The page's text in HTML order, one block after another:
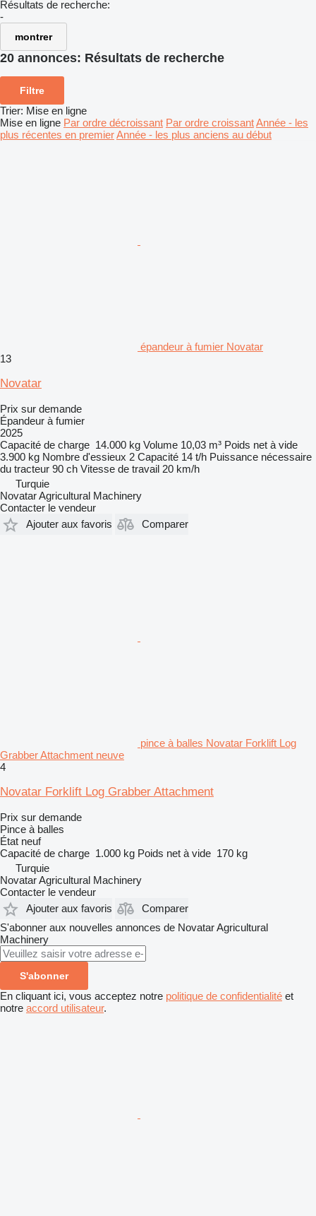
Résultats de recherche:
-
montrer
20 annonces: Résultats de recherche
Filtre
Trier: Mise en ligne
Mise en ligne Par ordre décroissant Par ordre croissantAnnée - les
plus récentes en premierAnnée - les plus anciens au début
épandeur à fumier Novatar
13
Novatar
Prix sur demande
Épandeur à fumier
2025
Capacité de charge 14.000 kg Volume 10,03 m³ Poids net à vide
3.900 kg Nombre d'essieux 2 Capacité 14 t/h Puissance nécessaire
du tracteur 90 ch Vitesse de travail 20 km/h
Turquie
Novatar Agricultural Machinery
Contacter le vendeur
Ajouter aux favoris
Comparer
pince à balles Novatar Forklift Log
Grabber Attachment neuve
4
Novatar Forklift Log Grabber Attachment
Prix sur demande
Pince à balles
État neuf
Capacité de charge 1.000 kg Poids net à vide 170 kg
Turquie
Novatar Agricultural Machinery
Contacter le vendeur
Ajouter aux favoris
Comparer
S'abonner aux nouvelles annonces de Novatar Agricultural
Machinery
S'abonner
En cliquant ici, vous acceptez notre politique de confidentialité et
notre accord utilisateur.